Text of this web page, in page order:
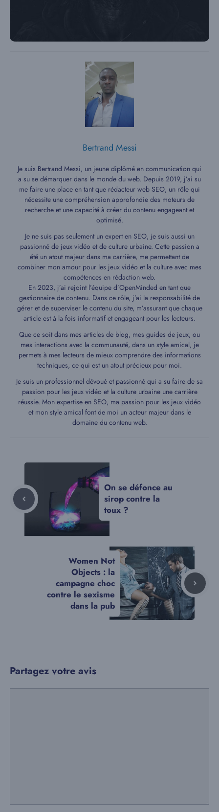
Bertrand Messi
Je suis Bertrand Messi, un jeune diplômé en communication qui
a su se démarquer dans le monde du web. Depuis 2019, j’ai su
me faire une place en tant que rédacteur web SEO, un rôle qui
nécessite une compréhension approfondie des moteurs de
recherche et une capacité à créer du contenu engageant et
optimisé.
Je ne suis pas seulement un expert en SEO, je suis aussi un
passionné de jeux vidéo et de culture urbaine. Cette passion a
été un atout majeur dans ma carrière, me permettant de
combiner mon amour pour les jeux vidéo et la culture avec mes
compétences en rédaction web.
En 2023, j’ai rejoint l’équipe d’OpenMinded en tant que
gestionnaire de contenu. Dans ce rôle, j’ai la responsabilité de
gérer et de superviser le contenu du site, m’assurant que chaque
article est à la fois informatif et engageant pour les lecteurs.
Que ce soit dans mes articles de blog, mes guides de jeux, ou
mes interactions avec la communauté, dans un style amical, je
permets à mes lecteurs de mieux comprendre des informations
techniques, ce qui est un atout précieux pour moi.
Je suis un professionnel dévoué et passionné qui a su faire de sa
passion pour les jeux vidéo et la culture urbaine une carrière
réussie. Mon expertise en SEO, ma passion pour les jeux vidéo
et mon style amical font de moi un acteur majeur dans le
domaine du contenu web.
On se défonce au
sirop contre la
toux ?
Women Not
Objects : la
campagne choc
contre le sexisme
dans la pub
Partagez votre avis